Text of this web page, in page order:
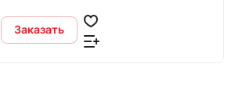
Заказать